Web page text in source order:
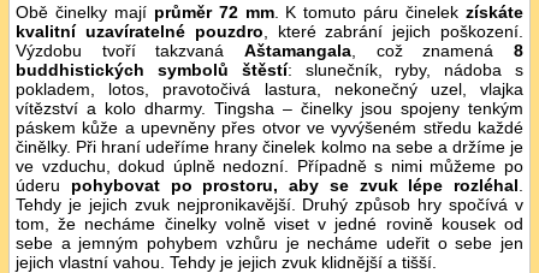
Obě činelky mají průměr 72 mm. K tomuto páru činelekzískáte
kvalitní uzavíratelné pouzdro , které zabrání jejich poškození.
Výzdobu tvoří takzvaná Aštamangala , což znamená 8
buddhistických symbolů štěstí: slunečník, ryby, nádoba s
pokladem, lotos, pravotočivá lastura, nekonečný uzel, vlajka
vítězství a kolo dharmy. Tingsha – činelky jsou spojeny tenkým
páskem kůže a upevněny přes otvor ve vyvýšeném středu každé
činělky. Při hraní udeříme hrany činelek kolmo na sebe a držíme je
ve vzduchu, dokud úplně nedozní. Případně s nimi můžeme po
úderu pohybovat po prostoru, aby se zvuk lépe rozléhal
Tehdy je jejich zvuk nejpronikavější. Druhý způsob hry spočívá v
tom, že necháme činelky volně viset v jedné rovině kousek od
sebe a jemným pohybem vzhůru je necháme udeřit o sebe jen
jejich vlastní vahou. Tehdy je jejich zvuk klidnější a tišší.